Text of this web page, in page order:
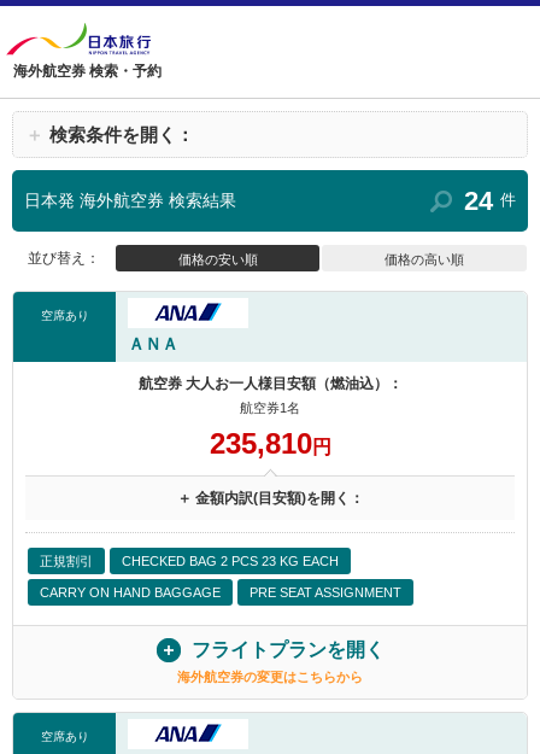
海外航空券 検索・予約
＋ 検索条件を開く：
日本発 海外航空券 検索結果 24 件
並び替え： 価格の安い順 価格の高い順
空席あり
ＡＮＡ
航空券 大人お一人様目安額（燃油込）：
航空券1名
235,810円
＋ 金額内訳(目安額)を開く：
正規割引 CHECKED BAG 2 PCS 23 KG EACH
CARRY ON HAND BAGGAGE PRE SEAT ASSIGNMENT
フライトプランを開く
海外航空券の変更はこちらから
空席あり